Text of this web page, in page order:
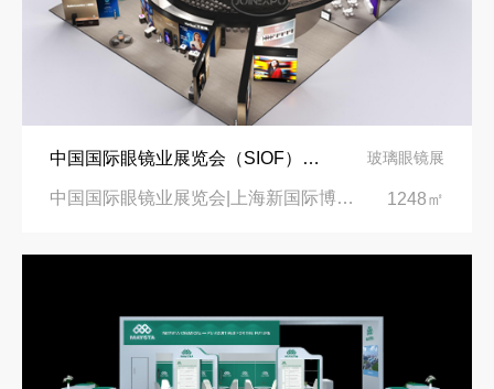
中国国际眼镜业展览会（SIOF）‌展台设计搭建-眼镜业巨头依视路陆逊梯卡 玻璃眼镜展
中国国际眼镜业展览会|上海新国际博览中心‌ 1248㎡